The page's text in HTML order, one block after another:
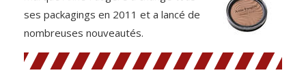
ses packagings en 2011 et a lancé de
nombreuses nouveautés.